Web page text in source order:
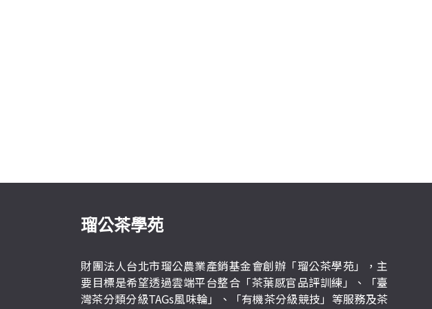
瑠公茶學苑
財團法人台北市瑠公農業產銷基金會創辦「瑠公茶學苑」，主
要目標是希望透過雲端平台整合「茶葉感官品評訓練」、「臺
灣茶分類分級TAGs風味輪」、「有機茶分級競技」等服務及茶